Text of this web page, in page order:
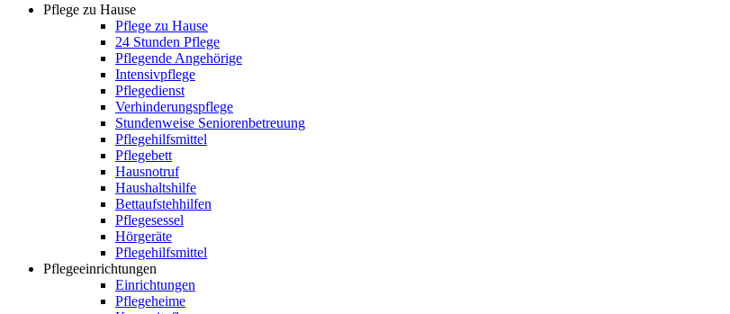
Pflege zu Hause
Pflege zu Hause
24 Stunden Pflege
Pflegende Angehörige
Intensivpflege
Pflegedienst
Verhinderungspflege
Stundenweise Seniorenbetreuung
Pflegehilfsmittel
Pflegebett
Hausnotruf
Haushaltshilfe
Bettaufstehhilfen
Pflegesessel
Hörgeräte
Pflegehilfsmittel
Pflegeeinrichtungen
Einrichtungen
Pflegeheime